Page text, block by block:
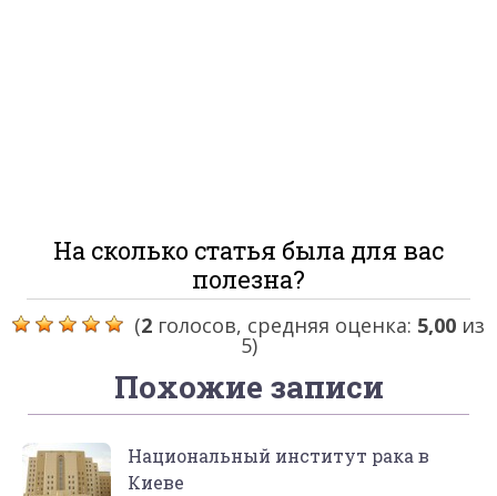
На сколько статья была для вас
полезна?
(2 голосов, средняя оценка: 5,00 из
5)
Похожие записи
Национальный институт рака в
Киеве